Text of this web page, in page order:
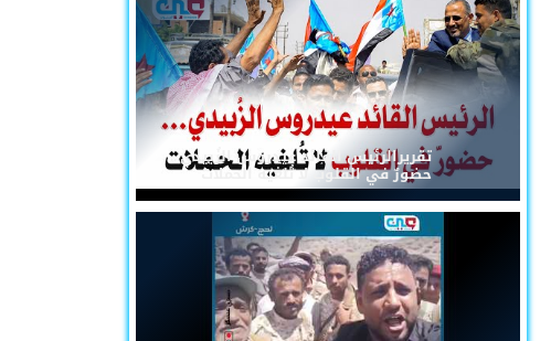
تقريرالرئيس القائد عيدروس الزُبيدي...
حضورٌ في القلوب لا تُلغيه الحملات